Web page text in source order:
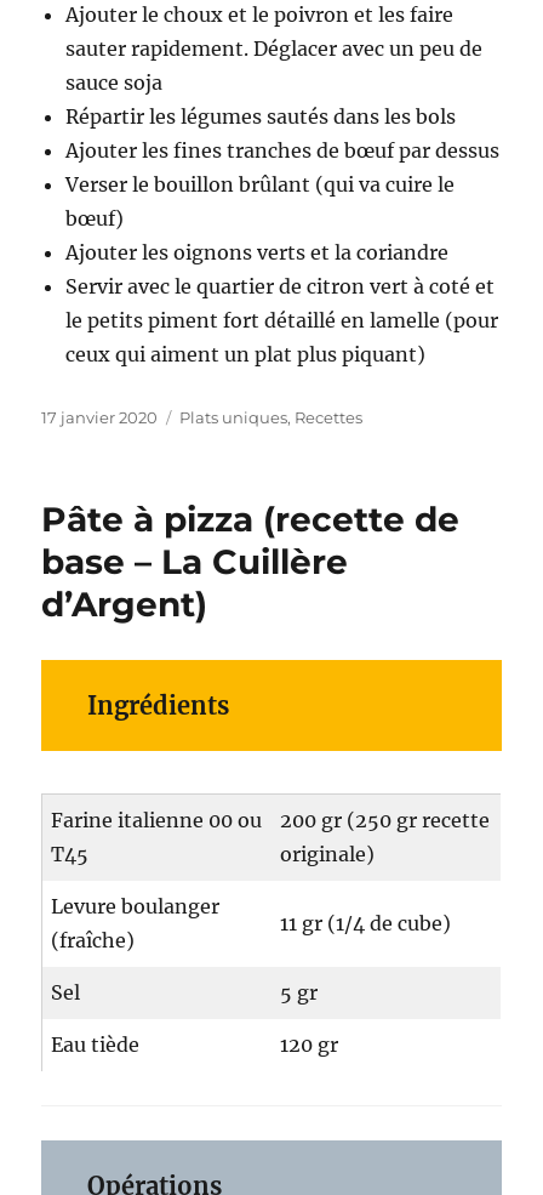
Ajouter le choux et le poivron et les faire
sauter rapidement. Déglacer avec un peu de
sauce soja
Répartir les légumes sautés dans les bols
Ajouter les fines tranches de bœuf par dessus
Verser le bouillon brûlant (qui va cuire le
bœuf)
Ajouter les oignons verts et la coriandre
Servir avec le quartier de citron vert à coté et
le petits piment fort détaillé en lamelle (pour
ceux qui aiment un plat plus piquant)
Publié
17 janvier 2020 Catégories
Plats uniques, Recettes
Pâte à pizza (recette de
base – La Cuillère
d’Argent)
Ingrédients
Farine italienne 00 ou
T45
200 gr (250 gr recette
originale)
Levure boulanger
(fraîche)
11 gr (1/4 de cube)
Sel 5 gr
Eau tiède 120 gr
Opérations